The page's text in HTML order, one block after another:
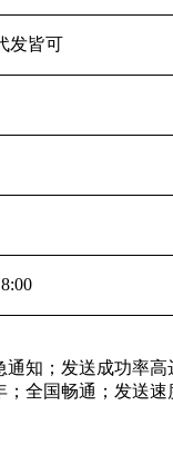
发皆可
通知；发送成功率高
；全国畅通；发送速